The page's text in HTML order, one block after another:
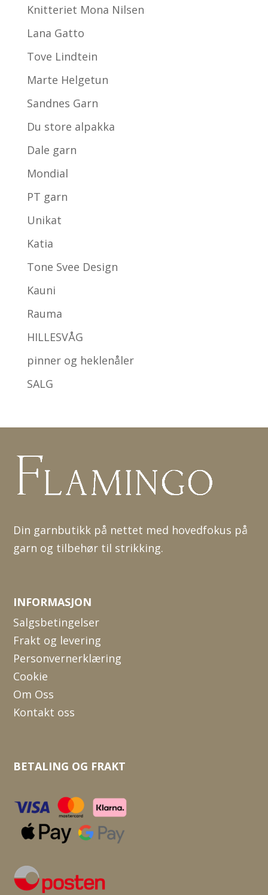
Knitteriet Mona Nilsen
Lana Gatto
Tove Lindtein
Marte Helgetun
Sandnes Garn
Du store alpakka
Dale garn
Mondial
PT garn
Unikat
Katia
Tone Svee Design
Kauni
Rauma
HILLESVÅG
pinner og heklenåler
SALG
Din garnbutikk på nettet med hovedfokus på
garn og tilbehør til strikking.
INFORMASJON
Salgsbetingelser
Frakt og levering
Personvernerklæring
Cookie
Om Oss
Kontakt oss
BETALING OG FRAKT